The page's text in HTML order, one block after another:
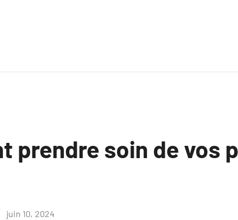
prendre soin de vos
juin 10, 2024